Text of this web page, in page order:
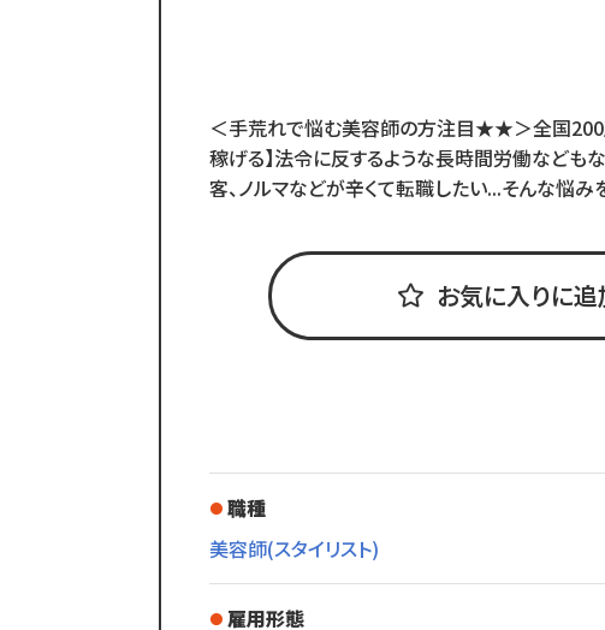
＜手荒れで悩む美容師の方注目★★＞全国200
稼げる】法令に反するような長時間労働なども
客、ノルマなどが辛くて転職したい...そんな悩
お気に入りに追
職種
美容師(スタイリスト)
雇用形態